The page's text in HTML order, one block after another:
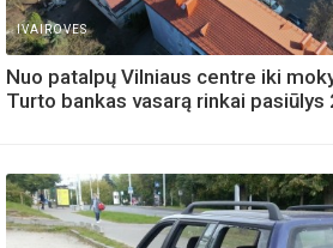
IVAIROVES
Nuo patalpų Vilniaus centre iki
Turto bankas vasarą rinkai